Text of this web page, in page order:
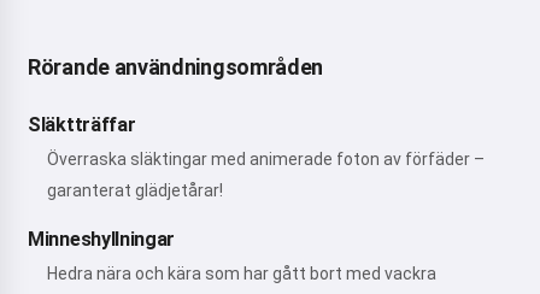
Rörande användningsområden
Släktträffar
Överraska släktingar med animerade foton av förfäder –
garanterat glädjetårar!
Minneshyllningar
Hedra nära och kära som har gått bort med vackra